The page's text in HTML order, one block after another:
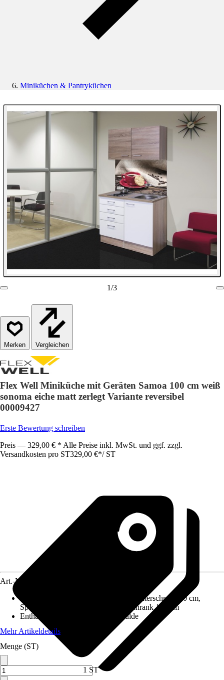
Miniküchen & Pantryküchen
1/3
Vergleichen
Flex Well Miniküche mit Geräten Samoa 100 cm weiß
sonoma eiche matt zerlegt Variante reversibel
00009427
Erste Bewertung schreiben
Preis — 329,00 € * Alle Preise inkl. MwSt. und ggf. zzgl.
Versandkosten pro ST329,00 €*/ ST
Art.-Nr.
Auszugunterschrank 50 cm,
Spülenunterschrank 50 cm, Hängeschrank 100 cm
Enthaltene Elektrogeräte
Kochmulde
Mehr Artikeldetails
Menge (ST)
1 ST